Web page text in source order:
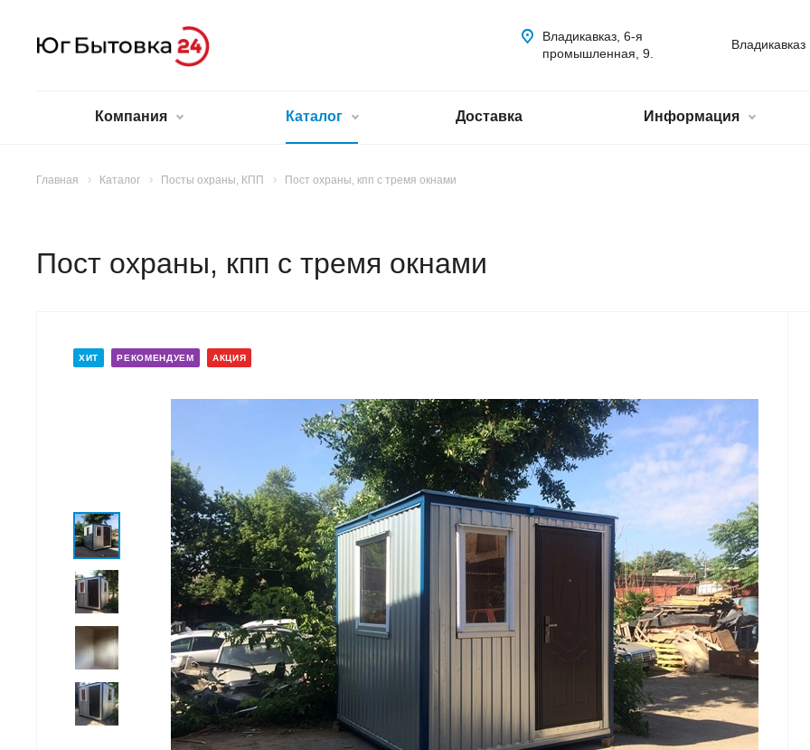
Владикавказ
Владикавказ, 6-я
промышленная, 9.
Компания Каталог Доставка Информация
Главная Каталог Посты охраны, КПП Пост охраны, кпп с тремя окнами
Пост охраны, кпп с тремя окнами
ХИТ РЕКОМЕНДУЕМ АКЦИЯ